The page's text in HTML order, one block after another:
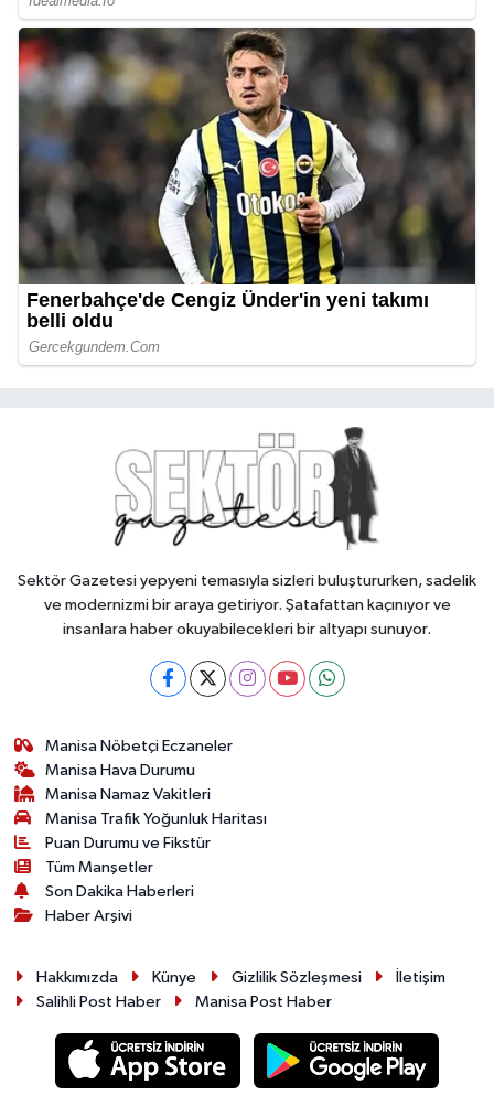
Sektör Gazetesi yepyeni temasıyla sizleri buluştururken, sadelik
ve modernizmi bir araya getiriyor. Şatafattan kaçınıyor ve
insanlara haber okuyabilecekleri bir altyapı sunuyor.
Manisa Nöbetçi Eczaneler
Manisa Hava Durumu
Manisa Namaz Vakitleri
Manisa Trafik Yoğunluk Haritası
Puan Durumu ve Fikstür
Tüm Manşetler
Son Dakika Haberleri
Haber Arşivi
Hakkımızda Künye Gizlilik Sözleşmesi
İletişim
Salihli Post Haber
Manisa Post Haber